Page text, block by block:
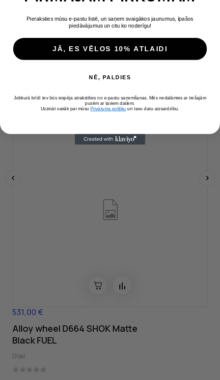
Wheel weight: 16kg
CITAS PRECES KATEGORIJĀ
Cena
531,00 €
Alloy wheel D664 SHOK Matte
Black FUEL
Diski
Pieraksties mūsu e-pastu listē, un saņem svaigākos jaunumus, īpašos
piedāvājumus un citu ko noderīgu!
JĀ, ES VĒLOS 10% ATLAIDI
NĒ, PALDIES
Jebkurā brīdī tev būs iespēja atrakstīties no e-pastu saņemšanas. Mēs nedalāmies ar trešajām
pusēm ar taviem datiem.
Uzzināt vairāk par mūsu Privātuma politiku un tavu datu aizsardzību.